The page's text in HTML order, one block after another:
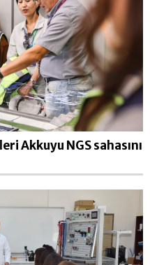
Akkuyu NGS sahasını